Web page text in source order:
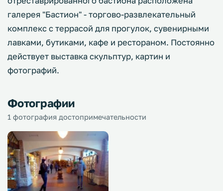
галерея "Бастион" - торгово-развлекательный
комплекс с террасой для прогулок, сувенирными
лавками, бутиками, кафе и рестораном. Постоянно
действует выставка скульптур, картин и
фотографий.
Фотографии
1 фотография достопримечательности